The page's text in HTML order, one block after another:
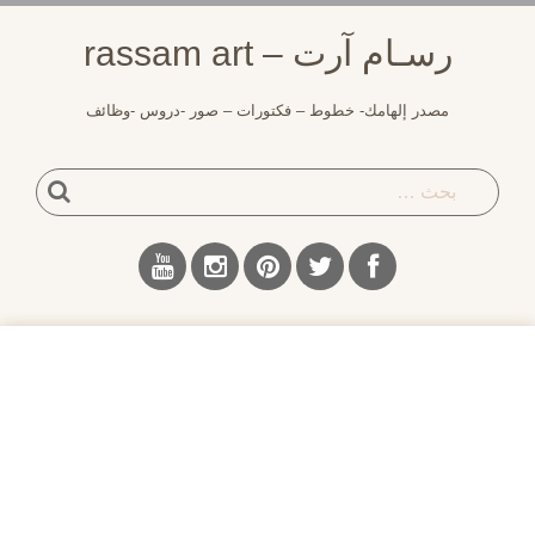
رسـام آرت – rassam art
مصدر إلهامك- خطوط – فكتورات – صور -دروس -وظائف